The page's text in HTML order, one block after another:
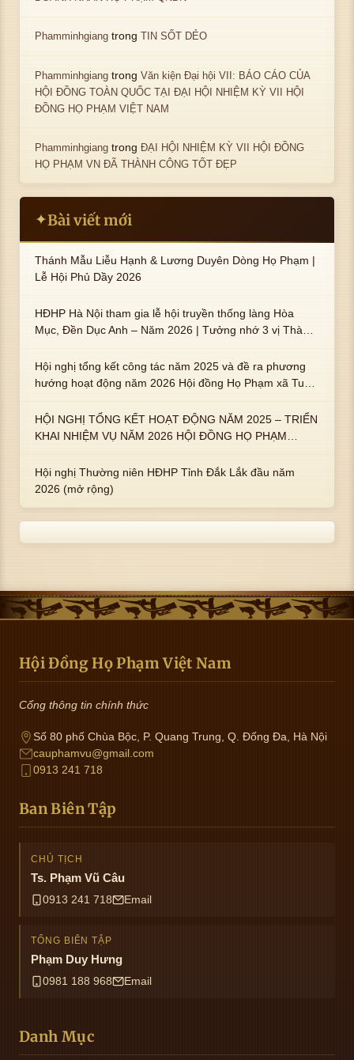
Phamminhgiang trongTIN SỐT DẺO
Phamminhgiang trongVăn kiện Đại hội VII: BÁO CÁO CỦA
HỘI ĐỒNG TOÀN QUỐC TẠI ĐẠI HỘI NHIỆM KỲ VII HỘI
ĐỒNG HỌ PHẠM VIỆT NAM
Phamminhgiang trongĐẠI HỘI NHIỆM KỲ VII HỘI ĐỒNG
HỌ PHẠM VN ĐÃ THÀNH CÔNG TỐT ĐẸP
✦Bài viết mới
Thánh Mẫu Liễu Hạnh & Lương Duyên Dòng Họ Phạm |
Lễ Hội Phủ Dầy 2026
HĐHP Hà Nội tham gia lễ hội truyền thống làng Hòa
Mục, Đền Dục Anh – Năm 2026 | Tưởng nhớ 3 vị Thành
trai : ngài Phạm Huy, Phạm Miện
Hội nghị tổng kết công tác năm 2025 và đề ra phương
hướng hoạt động năm 2026 Hội đồng Họ Phạm xã Tuy
HỘI NGHỊ TỔNG KẾT HOẠT ĐỘNG NĂM 2025 – TRIỂN
KHAI NHIỆM VỤ NĂM 2026 HỘI ĐỒNG HỌ PHẠM
Hội nghị Thường niên HĐHP Tỉnh Đắk Lắk đầu năm
2026 (mở rộng)
Hội Đồng Họ Phạm Việt Nam
Cổng thông tin chính thức
Số 80 phố Chùa Bộc, P. Quang Trung, Q. Đống Đa, Hà Nội
cauphamvu@gmail.com
0913 241 718
Ban Biên Tập
CHỦ TỊCH
Ts. Phạm Vũ Câu
0913 241 718 Email
TỔNG BIÊN TẬP
Phạm Duy Hưng
0981 188 968 Email
Danh Mục